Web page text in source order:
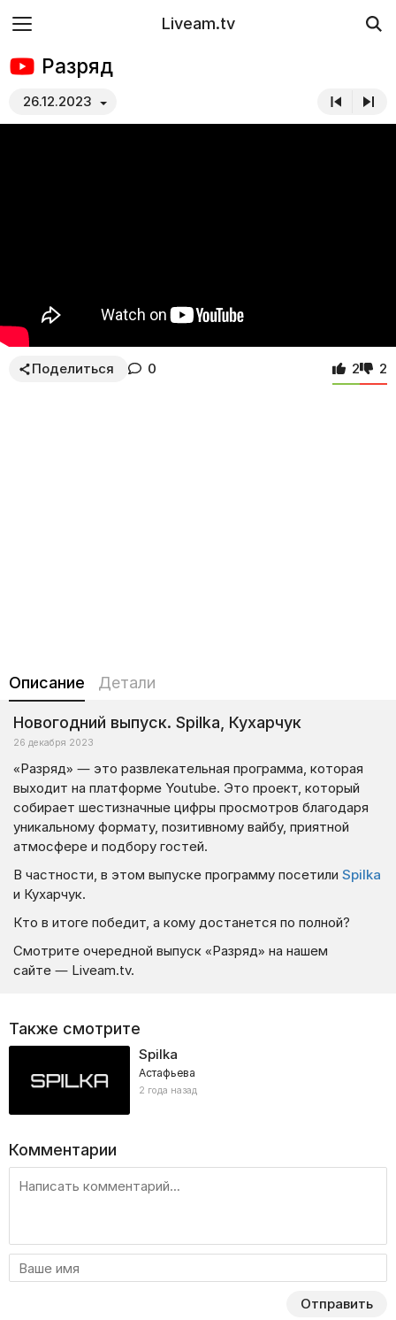
Liveam.tv
Разряд
26.12.2023
Поделиться 0 2 2
Описание Детали
Новогодний выпуск. Spilka, Кухарчук
26 декабря 2023
«Разряд» — это развлекательная программа, которая
выходит на платформе Youtube. Это проект, который
собирает шестизначные цифры просмотров благодаря
уникальному формату, позитивному вайбу, приятной
атмосфере и подбору гостей.
В частности, в этом выпуске программу посетили Spilka
и Кухарчук.
Кто в итоге победит, а кому достанется по полной?
Смотрите очередной выпуск «Разряд» на нашем
сайте — Liveam.tv.
Также смотрите
Spilka
Астафьева
2 года назад
Комментарии
Отправить